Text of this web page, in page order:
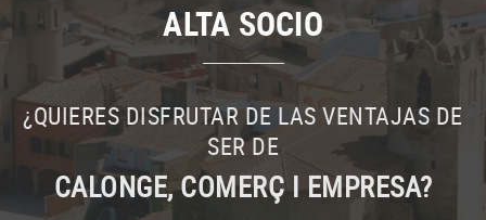
ALTA SOCIO
¿QUIERES DISFRUTAR DE LAS VENTAJAS DE
SER DE
CALONGE, COMERÇ I EMPRESA?